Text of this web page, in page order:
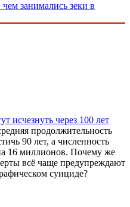
занимались зеки в
исчезнуть через 100 лет
продолжительность
90 лет, а численность
16 миллионов. Почему же
всё чаще предупреждают
суициде?